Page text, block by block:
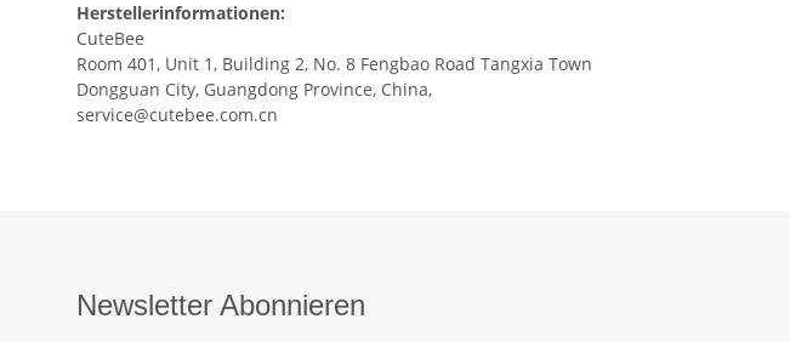
Herstellerinformationen:
CuteBee
Room 401, Unit 1, Building 2, No. 8 Fengbao Road Tangxia Town
Dongguan City, Guangdong Province, China,
service@cutebee.com.cn
Newsletter Abonnieren